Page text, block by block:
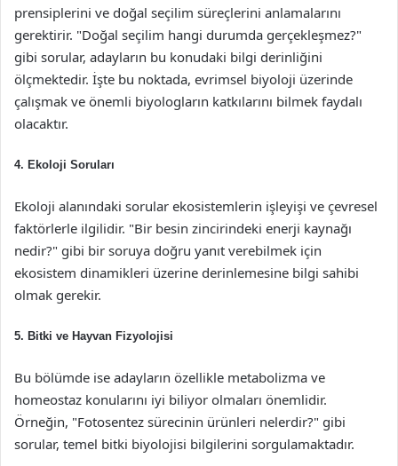
prensiplerini ve doğal seçilim süreçlerini anlamalarını
gerektirir. "Doğal seçilim hangi durumda gerçekleşmez?"
gibi sorular, adayların bu konudaki bilgi derinliğini
ölçmektedir. İşte bu noktada, evrimsel biyoloji üzerinde
çalışmak ve önemli biyologların katkılarını bilmek faydalı
olacaktır.
4. Ekoloji Soruları
Ekoloji alanındaki sorular ekosistemlerin işleyişi ve çevresel
faktörlerle ilgilidir. "Bir besin zincirindeki enerji kaynağı
nedir?" gibi bir soruya doğru yanıt verebilmek için
ekosistem dinamikleri üzerine derinlemesine bilgi sahibi
olmak gerekir.
5. Bitki ve Hayvan Fizyolojisi
Bu bölümde ise adayların özellikle metabolizma ve
homeostaz konularını iyi biliyor olmaları önemlidir.
Örneğin, "Fotosentez sürecinin ürünleri nelerdir?" gibi
sorular, temel bitki biyolojisi bilgilerini sorgulamaktadır.